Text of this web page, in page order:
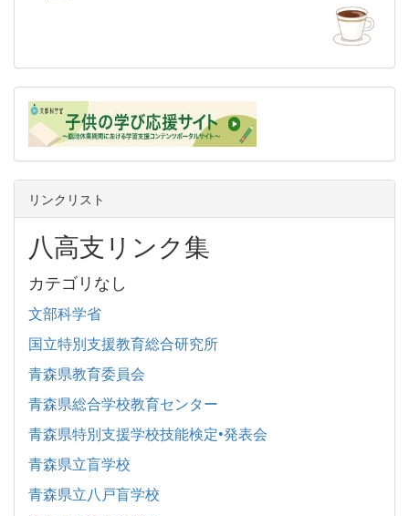
リンクリスト
八高支リンク集
カテゴリなし
文部科学省
国立特別支援教育総合研究所
青森県教育委員会
青森県総合学校教育センター
青森県特別支援学校技能検定•発表会
青森県立盲学校
青森県立八戸盲学校